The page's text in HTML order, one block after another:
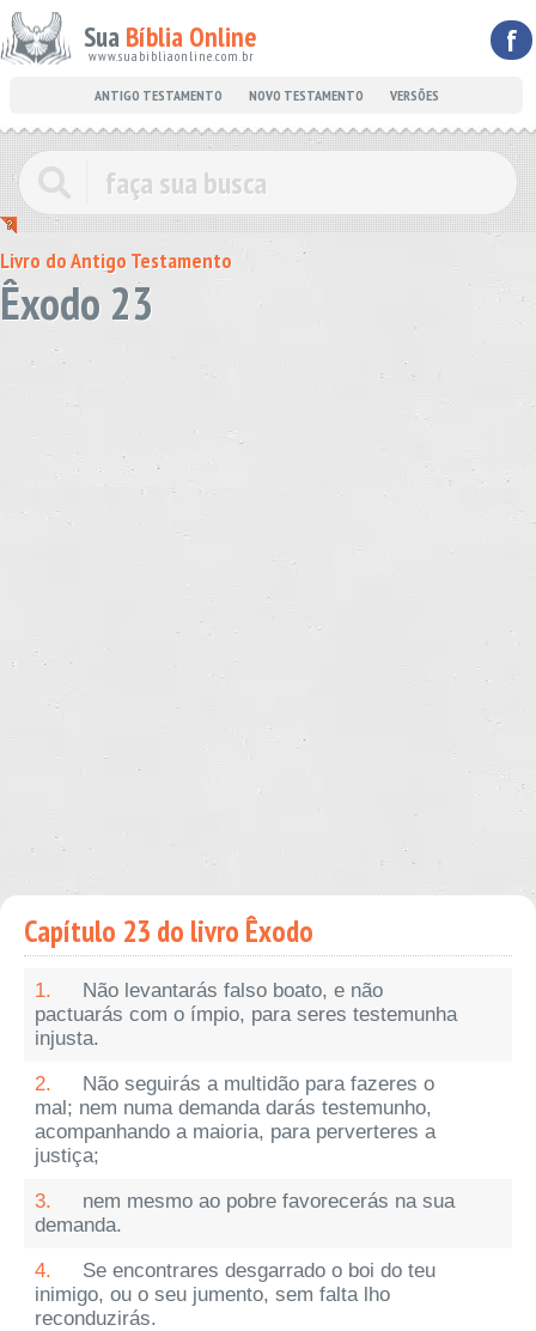
Sua Bíblia Online
www.suabibliaonline.com.br f
ANTIGO TESTAMENTO NOVO TESTAMENTO VERSÕES
Livro do Antigo Testamento
Êxodo 23
Capítulo 23 do livro Êxodo
1.
Não levantarás falso boato, e não
pactuarás com o ímpio, para seres testemunha
injusta.
2.
Não seguirás a multidão para fazeres o
mal; nem numa demanda darás testemunho,
acompanhando a maioria, para perverteres a
justiça;
3.
nem mesmo ao pobre favorecerás na sua
demanda.
4.
Se encontrares desgarrado o boi do teu
inimigo, ou o seu jumento, sem falta lho
reconduzirás.